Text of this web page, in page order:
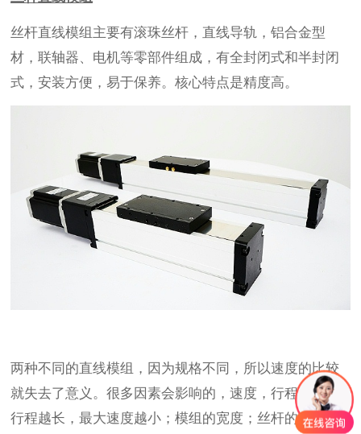
丝杆直线模组主要有滚珠丝杆，直线导轨，铝合金型
材，联轴器、电机等零部件组成，有全封闭式和半封闭
式，安装方便，易于保养。核心特点是精度高。
两种不同的直线模组，因为规格不同，所以速度的比较
就失去了意义。很多因素会影响的，速度，行程，一般
行程越长，最大速度越小；模组的宽度；丝杆的加工工